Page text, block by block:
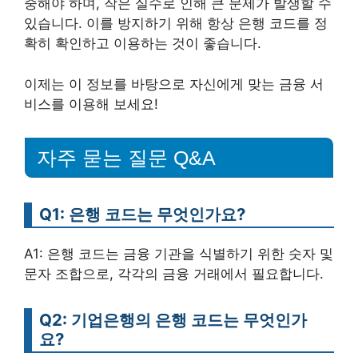
중해야 하며, 작은 실수로 인해 큰 문제가 발생할 수
있습니다. 이를 방지하기 위해 항상 은행 코드를 정
확히 확인하고 이용하는 것이 좋습니다.
이제는 이 정보를 바탕으로 자신에게 맞는 금융 서
비스를 이용해 보세요!
자주 묻는 질문 Q&A
Q1: 은행 코드는 무엇인가요?
A1: 은행 코드는 금융 기관을 식별하기 위한 숫자 및
문자 조합으로, 각각의 금융 거래에서 필요합니다.
Q2: 기업은행의 은행 코드는 무엇인가
요?